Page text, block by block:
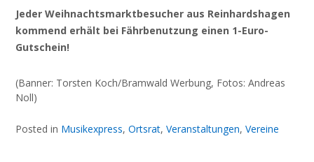
Jeder Weihnachtsmarktbesucher aus Reinhardshagen
kommend erhält bei Fährbenutzung einen 1-Euro-
Gutschein!
(Banner: Torsten Koch/Bramwald Werbung, Fotos: Andreas
Noll)
Posted in Musikexpress, Ortsrat, Veranstaltungen, Vereine